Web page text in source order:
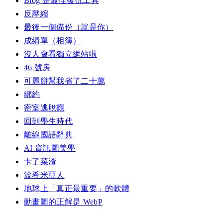
反壓縮
最後一個備份（就是你）
成績單（相簿）
沒人會看獨立網站啦
46 號房
可麗餅幫我省了二十萬
綁約
密室逃脫癮
回到學生時代
離線國語辭典
AI 資訊圖美學
卡了菜渣
波希米亞人
地球上「真正最重要」的軟體
動畫圖的正解是 WebP